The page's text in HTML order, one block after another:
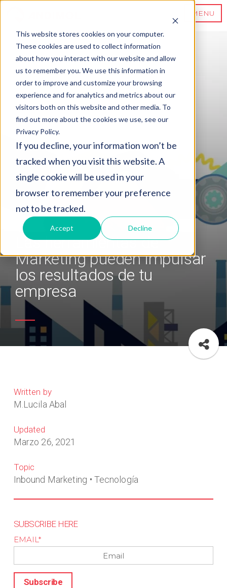
This website stores cookies on your computer.
These cookies are used to collect information
about how you interact with our website and allow
us to remember you. We use this information in
order to improve and customize your browsing
experience and for analytics and metrics about our
visitors both on this website and other media. To
find out more about the cookies we use, see our
Privacy Policy.
If you decline, your information won’t be
tracked when you visit this website. A
single cookie will be used in your
browser to remember your preference
not to be tracked.
Accept Decline
MENU
Las herramientas de
Marketing pueden impulsar
los resultados de tu
empresa
Written by
M.Lucila Abal
Updated
Marzo 26, 2021
Topic
Inbound Marketing • Tecnología
SUBSCRIBE HERE
EMAIL*